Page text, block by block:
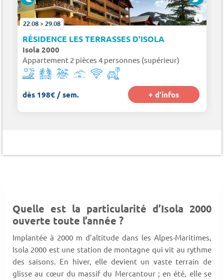
D'AZUR
22.08 > 29.08
RÉSIDENCE LES TERRASSES D'ISOLA
Isola 2000
Appartement 2 pièces 4 personnes (supérieur)
dès 198€ / sem. + d'infos
Quelle est la particularité d’Isola 2000
ouverte toute l’année ?
Implantée à 2000 m d’altitude dans les Alpes-Maritimes,
Isola 2000 est une station de montagne qui vit au rythme
des saisons. En hiver, elle devient un vaste terrain de
glisse au cœur du massif du Mercantour ; en été, elle se